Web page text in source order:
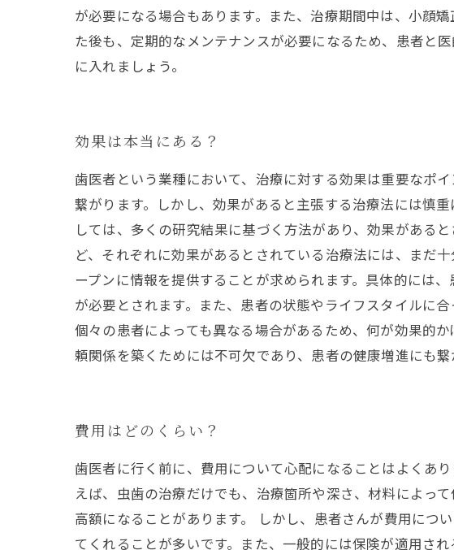
が必要になる場合もあります。また、治療期間中は、小顔
た後も、定期的なメンテナンスが必要になるため、患者と
に入れましょう。
効果は本当にある？
歯医者という業種において、治療に対する効果は重要なポ
繋がります。しかし、効果があると主張する治療法には慎
しては、多くの研究結果に基づく方法があり、効果がある
ど、それぞれに効果があるとされている治療法には、まだ
ープンに情報を提供することが求められます。具体的には
が必要とされます。また、患者の状態やライフスタイルに
個々の患者によっても異なる場合があるため、何が効果的
頼関係を築くためには不可欠であり、患者の健康増進にも繋
費用はどのくらい？
歯医者に行く前に、費用について心配になることはよくあ
えば、虫歯の治療だけでも、治療箇所や深さ、材料によっ
高額になることがあります。 しかし、患者さんが費用につ
てくれることが多いです。また、一般的には保険が適用さ